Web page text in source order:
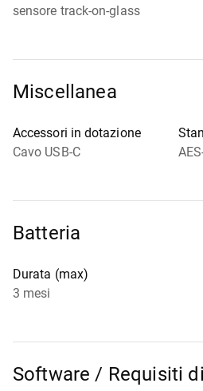
sensore track-on-glass
Miscellanea
Accessori in dotazione
Cavo USB-C
Batteria
Durata (max)
3 mesi
Software / Requisiti